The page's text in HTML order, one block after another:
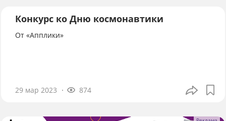
Конкурс ко Дню космонавтики
От «Апплики»
29 мар 2023 874